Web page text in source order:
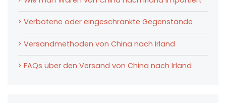
> Verbotene oder eingeschränkte Gegenstände
> Versandmethoden von China nach Irland
> FAQs über den Versand von China nach Irland